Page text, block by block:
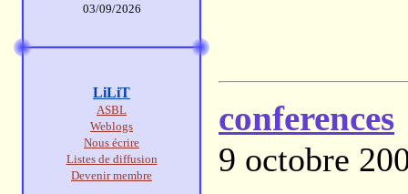
conferences
9 octobre
03/09/2026
LiLiT
ASBL
Weblogs
Nous écrire
Listes de diffusion
Devenir membre